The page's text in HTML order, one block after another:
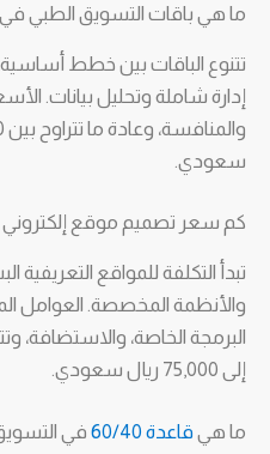
ما هي باقات التسويق الطبي
تتنوع الباقات بين خطط
إدارة شاملة وتحليل بيانات.
سعودي.
كم سعر تصميم موقع
تبدأ التكلفة للمواقع التعريفية
والأنظمة المخصصة. العوامل
إلى 75,000 ريال سعودي.
ما هيقاعدة 60/40 في